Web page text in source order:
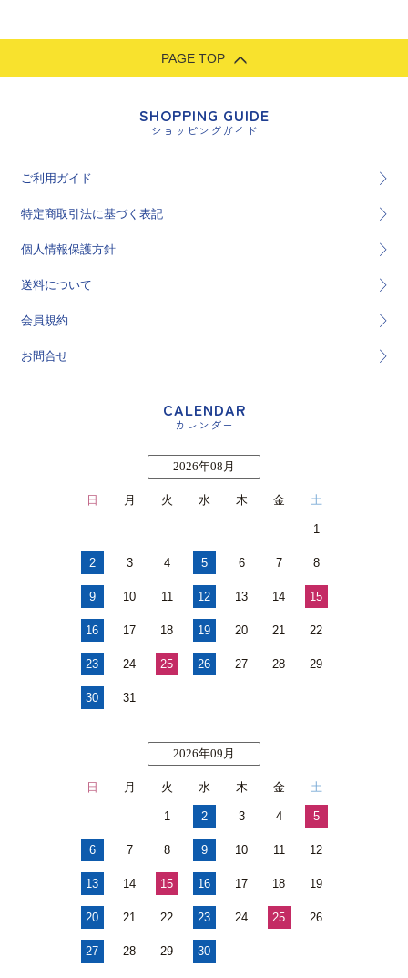
PAGE TOP
SHOPPING GUIDE
ショッピングガイド
ご利用ガイド
特定商取引法に基づく表記
個人情報保護方針
送料について
会員規約
お問合せ
CALENDAR
カレンダー
2026年08月
日 月 火 水 木 金 土
1
2 3 4 5 6 7 8
9 10 11 12 13 14 15
16 17 18 19 20 21 22
23 24 25 26 27 28 29
30 31
2026年09月
日 月 火 水 木 金 土
1 2 3 4 5
6 7 8 9 10 11 12
13 14 15 16 17 18 19
20 21 22 23 24 25 26
27 28 29 30